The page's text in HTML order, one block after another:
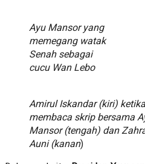
Ayu Mansor yang
memegang watak
Senah sebagai
cucu Wan Lebo
Amirul Iskandar (kiri) ketika
membaca skrip bersama
Mansor (tengah) dan
Auni (kanan)